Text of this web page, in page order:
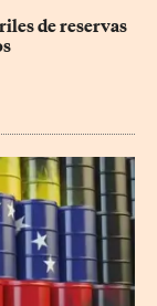
de reservas